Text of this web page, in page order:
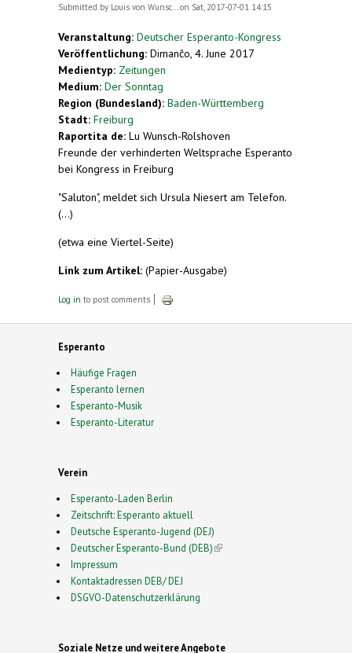
Submitted by Louis von Wunsc... on Sat, 2017-07-01 14:15
Veranstaltung: Deutscher Esperanto-Kongress
Veröffentlichung: Dimanĉo, 4. June 2017
Medientyp: Zeitungen
Medium: Der Sonntag
Region (Bundesland): Baden-Württemberg
Stadt: Freiburg
Raportita de: Lu Wunsch-Rolshoven
Freunde der verhinderten Weltsprache Esperanto
bei Kongress in Freiburg
"Saluton", meldet sich Ursula Niesert am Telefon.
(...)
(etwa eine Viertel-Seite)
Link zum Artikel: (Papier-Ausgabe)
Log in to post comments
Esperanto
Häufige Fragen
Esperanto lernen
Esperanto-Musik
Esperanto-Literatur
Verein
Esperanto-Laden Berlin
Zeitschrift: Esperanto aktuell
Deutsche Esperanto-Jugend (DEJ)
Deutscher Esperanto-Bund (DEB)(link is external)
Impressum
Kontaktadressen DEB/ DEJ
DSGVO-Datenschutzerklärung
Soziale Netze und weitere Angebote